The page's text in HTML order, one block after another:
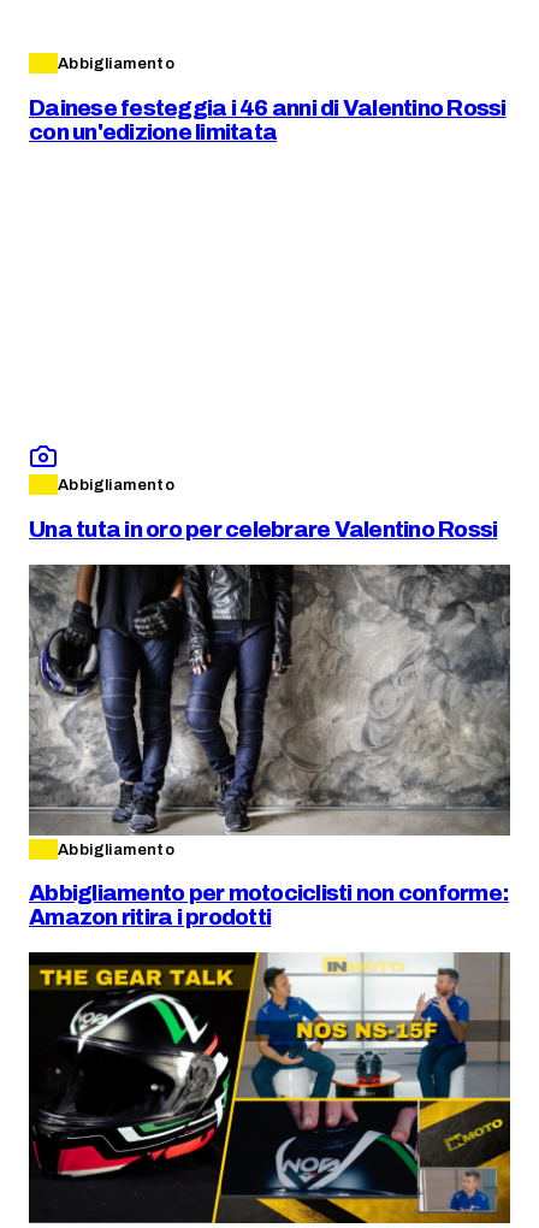
Abbigliamento
Dainese festeggia i 46 anni di Valentino Rossi
con un'edizione limitata
Abbigliamento
Una tuta in oro per celebrare Valentino Rossi
Abbigliamento
Abbigliamento per motociclisti non conforme:
Amazon ritira i prodotti